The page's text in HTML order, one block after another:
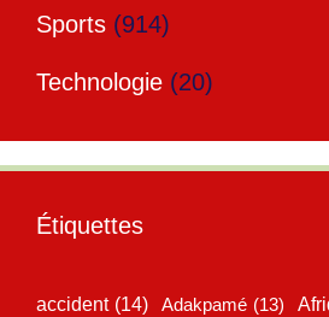
Sports (914)
Technologie (20)
Étiquettes
accident (14) Adakpamé (13)